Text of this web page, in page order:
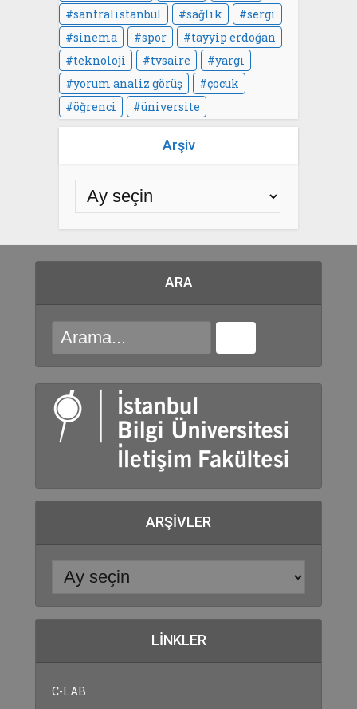
santralistanbul
sağlık
sergi
sinema
spor
tayyip erdoğan
teknoloji
tvsaire
yargı
yorum analiz görüş
çocuk
öğrenci
üniversite
Arşiv
ARA
ARŞIVLER
LINKLER
C-LAB